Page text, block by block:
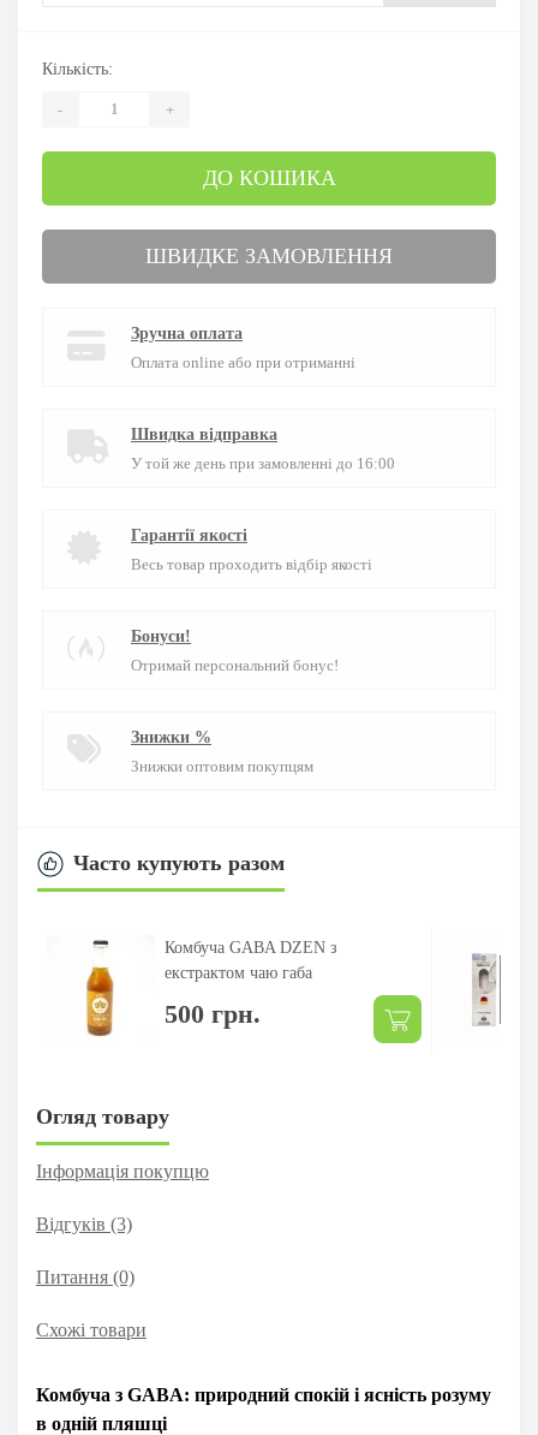
Кількість:
- +
ДО КОШИКА
ШВИДКЕ ЗАМОВЛЕННЯ
Зручна оплата
Оплата online або при отриманні
Швидка відправка
У той же день при замовленні до 16:00
Гарантії якості
Весь товар проходить відбір якості
Бонуси!
Отримай персональний бонус!
Знижки %
Знижки оптовим покупцям
Часто купують разом
Комбуча GABA DZEN з
екстрактом чаю габа
500 грн.
Огляд товару
Інформація покупцю
Відгуків (3)
Питання (0)
Схожі товари
Комбуча з GABA: природний спокій і ясність розуму
в одній пляшці